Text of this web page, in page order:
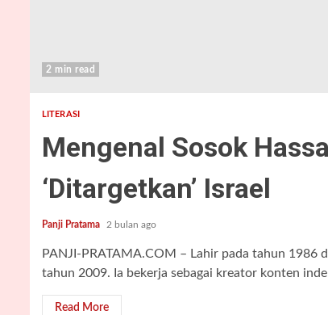
2 min read
LITERASI
Mengenal Sosok
‘Ditargetkan’ Israel
Panji Pratama 2 bulan ago
PANJI-PRATAMA.COM – Lahir pada tahun 1986
tahun 2009. Ia bekerja sebagai kreator konten
Read More